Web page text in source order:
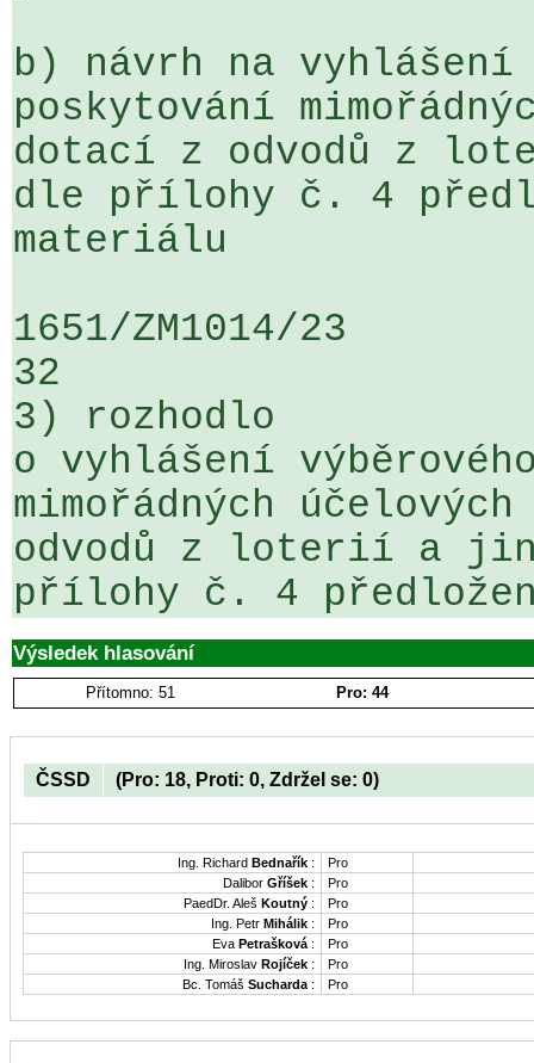
b) návrh na
poskytování
dotací z odvodů z
dle přílohy č. 4
materiálu
1651/ZM1014/23
32
3) rozhodlo
o vyhlášení
mimořádných
odvodů z loterií a
přílohy č. 4
Výsledek hlasování
Přítomno: 51 Pro: 44
ČSSD (Pro: 18, Proti: 0, Zdržel se: 0)
Ing. Richard Bednařík :
Pro
Dalibor Gříšek :
Pro
PaedDr. Aleš Koutný :
Pro
Ing. Petr Mihálik :
Pro
Eva Petrašková :
Pro
Ing. Miroslav Rojíček :
Pro
Bc. Tomáš Sucharda : Pro